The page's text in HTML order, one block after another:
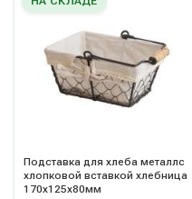
Подставка для хлеба металлс
хлопковой вставкой хлебница
170х125х80мм